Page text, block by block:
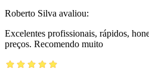
Roberto Silva avaliou:
Excelentes profissionais, rápidos,
preços. Recomendo muito